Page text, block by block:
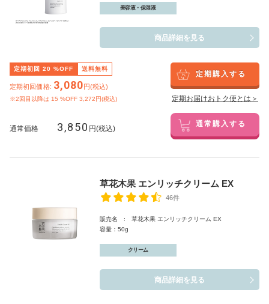
美容液・保湿液
商品詳細を見る
定期初回 20 %OFF 送料無料
定期初回価格: 3,080円(税込)
※2回目以降は 15 %OFF 3,272円(税込)
定期購入する
定期お届けおトク便とは＞
通常価格 3,850 円(税込) 通常購入する
草花木果 エンリッチクリーム EX
46件
販売名 : 草花木果 エンリッチクリーム EX
容量：50g
クリーム
商品詳細を見る